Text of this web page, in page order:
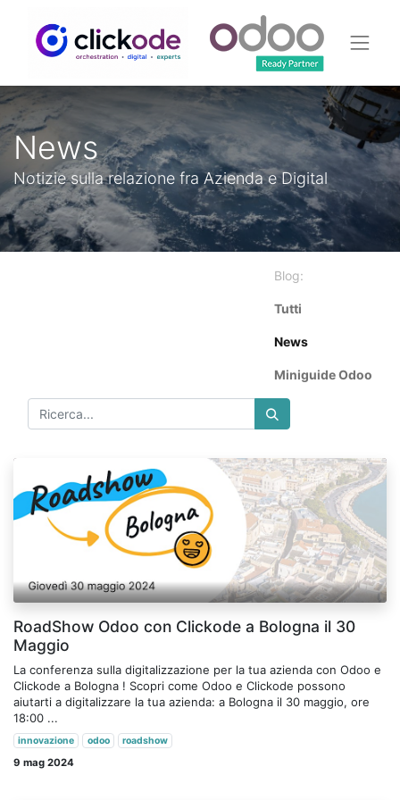
News
Notizie sulla relazione fra Azienda e Digital
Blog:
Tutti
News
Miniguide Odoo
RoadShow Odoo con Clickode a Bologna il 30
Maggio
La conferenza sulla digitalizzazione per la tua azienda con Odoo e
Clickode a Bologna ! Scopri come Odoo e Clickode possono
aiutarti a digitalizzare la tua azienda: a Bologna​ il 30 maggio, ore
18:00 ...
innovazione odoo roadshow
9 mag 2024